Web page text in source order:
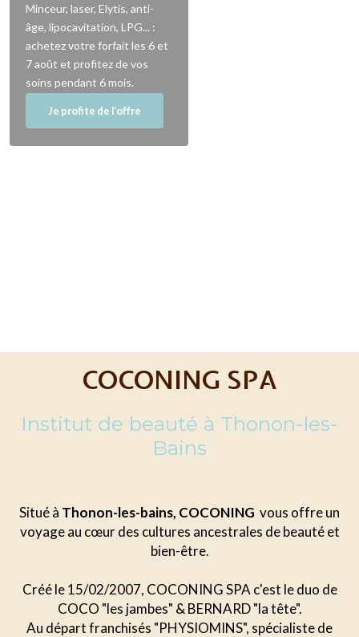
Minceur, laser, Elytis, anti-
âge, lipocavitation, LPG... :
achetez votre forfait les 6 et
7 août et profitez de vos
soins pendant 6 mois.
Je profite de l’offre
COCONING SPA
Institut de beauté à Thonon-les-
Bains
Situé à Thonon-les-bains, COCONING vous offre un
voyage au cœur des cultures ancestrales de beauté et
bien-être.
Créé le 15/02/2007, COCONING SPA c'est le duo de
COCO "les jambes" & BERNARD "la tête".
Au départ franchisés "PHYSIOMINS", spécialiste de